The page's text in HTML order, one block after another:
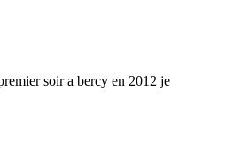
soir a bercy en 2012 je